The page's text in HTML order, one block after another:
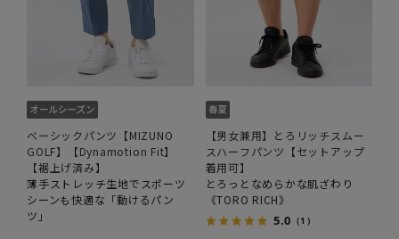
ベーシックパンツ【MIZUNO
GOLF】【Dynamotion Fit】
【裾上げ済み】
薄手ストレッチ生地でスポーツ
シーンも快適な「動けるパン
ツ」
【男女兼用】とろリッチスムー
スハーフパンツ【セットアップ
着用可】
とろっとなめらかな肌ざわり
《TORO RICH》
5.0 （1）